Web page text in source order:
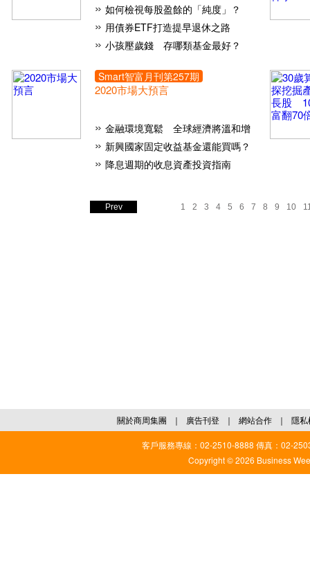
如何檢視每股盈餘的「純度」？
用債券ETF打造提早退休之路
小孩壓歲錢 存哪類基金最好？
Smart智富月刊第257期
2020市場大預言
金融環境寬鬆 全球經濟將溫和增
新興國家固定收益基金還能買嗎？
降息週期的收息資產投資指南
Prev 1 2 3 4 5 6 7 8 9 10
關於商周集團 ｜ 廣告刊登 ｜ 網站合作 ｜ 隱私
客戶服務專線：02-2510-8888 傳真：02-
Copyright © 2026 Business